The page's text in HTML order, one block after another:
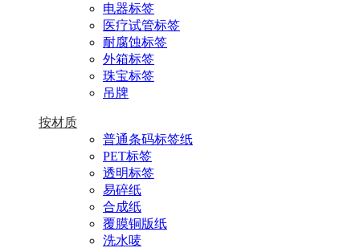
电器标签
医疗试管标签
耐腐蚀标签
外箱标签
珠宝标签
吊牌
按材质
普通条码标签纸
PET标签
透明标签
易碎纸
合成纸
覆膜铜版纸
洗水唛